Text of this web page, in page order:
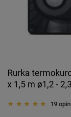
Rurka
x 1,5 m ø1,2 -
19